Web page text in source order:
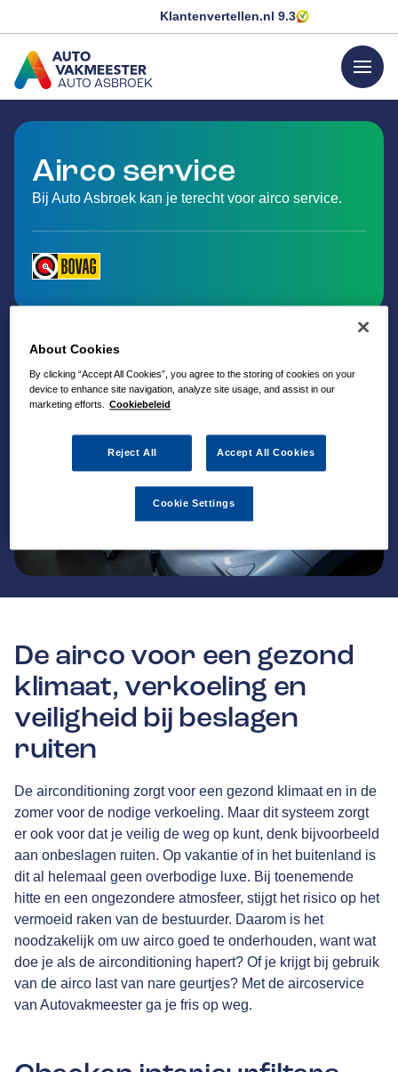
Klantenvertellen.nl 9.3
AUTO ASBROEK
GA NAAR DE HOMEPAGINA
menu
Airco service
Bij Auto Asbroek kan je terecht voor airco service.
De airco voor een gezond
klimaat, verkoeling en
veiligheid bij beslagen
ruiten
De airconditioning zorgt voor een gezond klimaat en in de
zomer voor de nodige verkoeling. Maar dit systeem zorgt
er ook voor dat je veilig de weg op kunt, denk bijvoorbeeld
aan onbeslagen ruiten. Op vakantie of in het buitenland is
dit al helemaal geen overbodige luxe. Bij toenemende
hitte en een ongezondere atmosfeer, stijgt het risico op het
vermoeid raken van de bestuurder. Daarom is het
noodzakelijk om uw airco goed te onderhouden, want wat
doe je als de airconditioning hapert? Of je krijgt bij gebruik
van de airco last van nare geurtjes? Met de aircoservice
van Autovakmeester ga je fris op weg.
About Cookies
By clicking “Accept All Cookies”, you agree to the storing of cookies on your
device to enhance site navigation, analyze site usage, and assist in our
marketing efforts. Cookiebeleid
Reject All Accept All Cookies
Cookie Settings